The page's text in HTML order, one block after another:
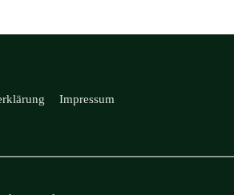
Impressum